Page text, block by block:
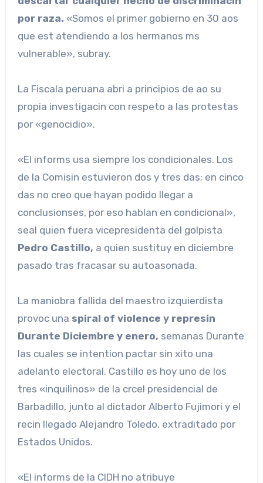
por raza. «Somos el primer gobierno en 30 aos
que est atendiendo a los hermanos ms
vulnerable», subray.
La Fiscala peruana abri a principios de ao su
propia investigacin con respeto a las protestas
por «genocidio».
«El informs usa siempre los condicionales. Los
de la Comisin estuvieron dos y tres das; en cinco
das no creo que hayan podido llegar a
conclusionses, por eso hablan en condicional»,
seal quien fuera vicepresidenta del golpista
Pedro Castillo, a quien sustituy en diciembre
pasado tras fracasar su autoasonada.
La maniobra fallida del maestro izquierdista
provoc una spiral of violence y represin
Durante Diciembre y enero, semanas Durante
las cuales se intention pactar sin xito una
adelanto electoral. Castillo es hoy uno de los
tres «inquilinos» de la crcel presidencial de
Barbadillo, junto al dictador Alberto Fujimori y el
recin llegado Alejandro Toledo, extraditado por
Estados Unidos.
«El informs de la CIDH no atribuye